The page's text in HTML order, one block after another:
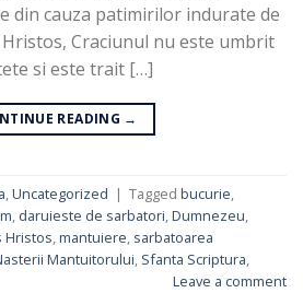
din cauza patimirilor indurate de
Craciunul nu este umbrit
si este trait […]
READING →
,Uncategorized | Tagged bucurie,
, daruieste de sarbatori,Dumnezeu,
Hristos,mantuiere, sarbatoarea
Mantuitorului, Sfanta Scriptura,
Leave a comment